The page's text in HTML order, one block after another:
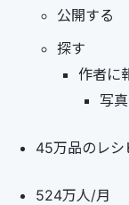
公開する
探す
作者に
写
45万品のレシ
524万人/月